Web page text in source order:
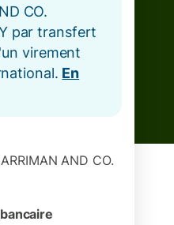
CO.
par transfert
virement
En
AND CO.